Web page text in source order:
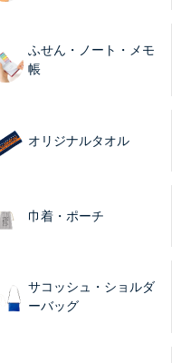
ふせん・ノート・メモ
帳
オリジナルタオル
巾着・ポーチ
サコッシュ・ショルダ
ーバッグ